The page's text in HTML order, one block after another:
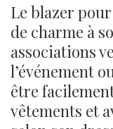
Le blazer
de charme à
associations
l’événement
être
vêtements et